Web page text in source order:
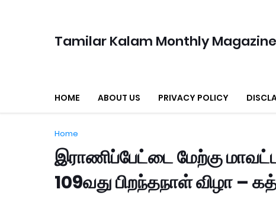
Tamilar Kalam Monthly Magazine
HOME ABOUT US PRIVACY POLICY
Home
இராணிப்பேட்டை மேற்கு
109வது பிறந்தநாள் விழா –